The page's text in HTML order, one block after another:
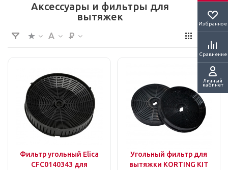
Избранное
Сравнение
Личный
кабинет
Аксессуары и фильтры для
вытяжек
Фильтр угольный Elica
CFC0140343 для
Угольный фильтр для
вытяжки KORTING KIT